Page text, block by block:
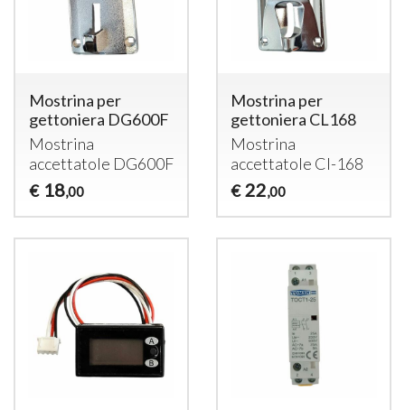
Mostrina per
gettoniera DG600F
Mostrina
accettatole DG600F
€ 18,00
Mostrina per
gettoniera CL168
Mostrina
accettatole Cl-168
€ 22,00